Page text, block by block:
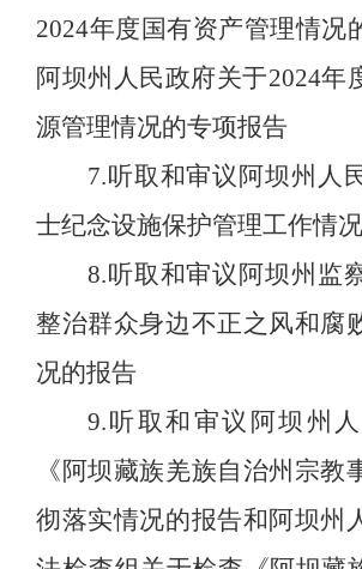
2024年度国有资产管理情况
阿坝州人民政府关于2024年
源管理情况的专项报告
7.听取和审议阿坝州人
士纪念设施保护管理工作情
8.听取和审议阿坝州监
整治群众身边不正之风和腐
况的报告
9.听取和审议阿坝州
《阿坝藏族羌族自治州宗教
彻落实情况的报告和阿坝州